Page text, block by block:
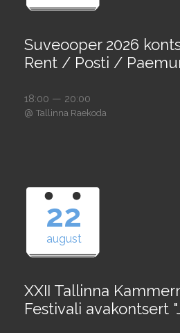
Suveooper 2026
Rent / Posti /
18:00 — 20:00
@ Tallinna Raekoda
22
august
XXII Tallinna
Festivali avakontsert